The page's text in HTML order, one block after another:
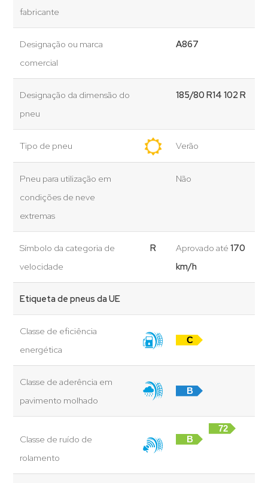
fabricante
Designação ou marca
comercial
A867
Designação da dimensão do
pneu
185/80 R14 102 R
Tipo de pneu Verão
Pneu para utilização em
condições de neve
extremas
Não
Símbolo da categoria de
velocidade
R Aprovado até 170
km/h
Etiqueta de pneus da UE
Classe de eficiência
energética
C
Classe de aderência em
pavimento molhado
B
Classe de ruído de
rolamento
B
72